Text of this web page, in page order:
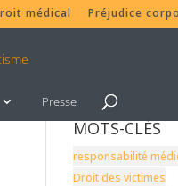
médical Préjudice
Presse
MOTS-CLÉS
responsabilité
Droit des victimes